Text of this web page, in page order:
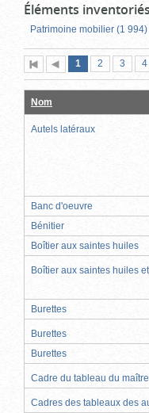
Éléments
Patrimoine mobilier (1 994)
Première
page
Page
précédente
Page
1 (page
actuelle)
Page
2 Page
3 4
Nom
Autels latéraux
Banc d'oeuvre
Bénitier
Boîtier aux saintes huiles
Boîtier aux saintes huiles
Burettes
Burettes
Burettes
Cadre du tableau du
Cadres des tableaux des